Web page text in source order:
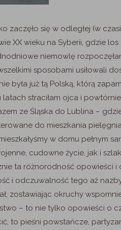
zaczęło się w odległej (w
XX wieku na Syberii, gdzie
niemowlę
sposobami usiłowali
była już tą Polską, którą
latach straciłam ojca i
ze Śląska do Lublina –
do mieszkania
w domu pełnym
cudowne życie, jak i
ta różnorodność opowieści i
i odczuwalność tego aż
zostawiając okruchy
– to nie tylko opowieści o
to pieśni powstańcze,